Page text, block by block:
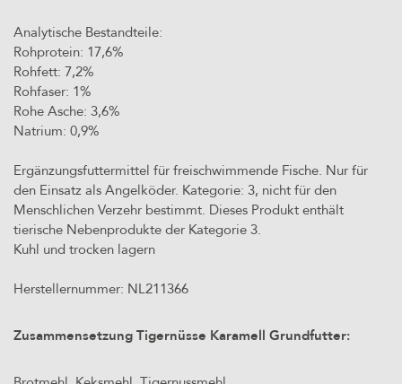
Analytische Bestandteile:
Rohprotein: 17,6%
Rohfett: 7,2%
Rohfaser: 1%
Rohe Asche: 3,6%
Natrium: 0,9%
Ergänzungsfuttermittel für freischwimmende Fische. Nur für
den Einsatz als Angelköder. Kategorie: 3, nicht für den
Menschlichen Verzehr bestimmt. Dieses Produkt enthält
tierische Nebenprodukte der Kategorie 3.
Kuhl und trocken lagern
Herstellernummer: NL211366
Zusammensetzung Tigernüsse Karamell Grundfutter: